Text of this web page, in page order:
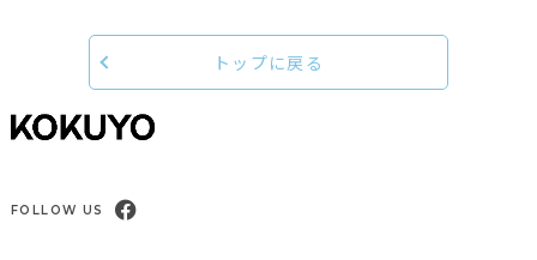
トップに戻る
FOLLOW US